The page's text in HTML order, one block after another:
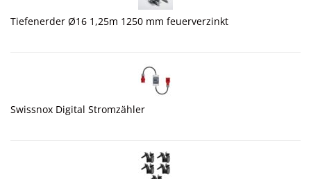
Tiefenerder Ø16 1,25m 1250 mm feuerverzinkt
Swissnox Digital Stromzähler